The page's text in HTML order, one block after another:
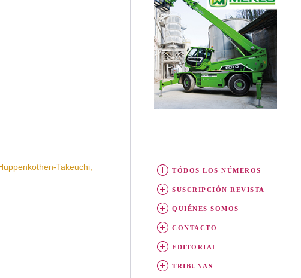
Takeuchi,
TÓDOS LOS NÚMEROS
SUSCRIPCIÓN REVISTA
QUIÉNES SOMOS
CONTACTO
EDITORIAL
TRIBUNAS